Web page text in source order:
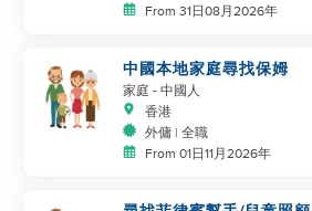
From 31日08月2026年
中國本地家庭尋找保姆
家庭 - 中國人
香港
外傭 | 全職
From 01日11月2026年